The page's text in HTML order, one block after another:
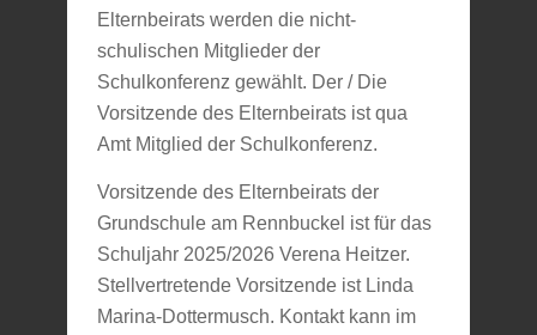
Elternbeirats werden die nicht-
schulischen Mitglieder der
Schulkonferenz gewählt. Der / Die
Vorsitzende des Elternbeirats ist qua
Amt Mitglied der Schulkonferenz.
Vorsitzende des Elternbeirats der
Grundschule am Rennbuckel ist für das
Schuljahr 2025/2026 Verena Heitzer.
Stellvertretende Vorsitzende ist Linda
Marina-Dottermusch. Kontakt kann im